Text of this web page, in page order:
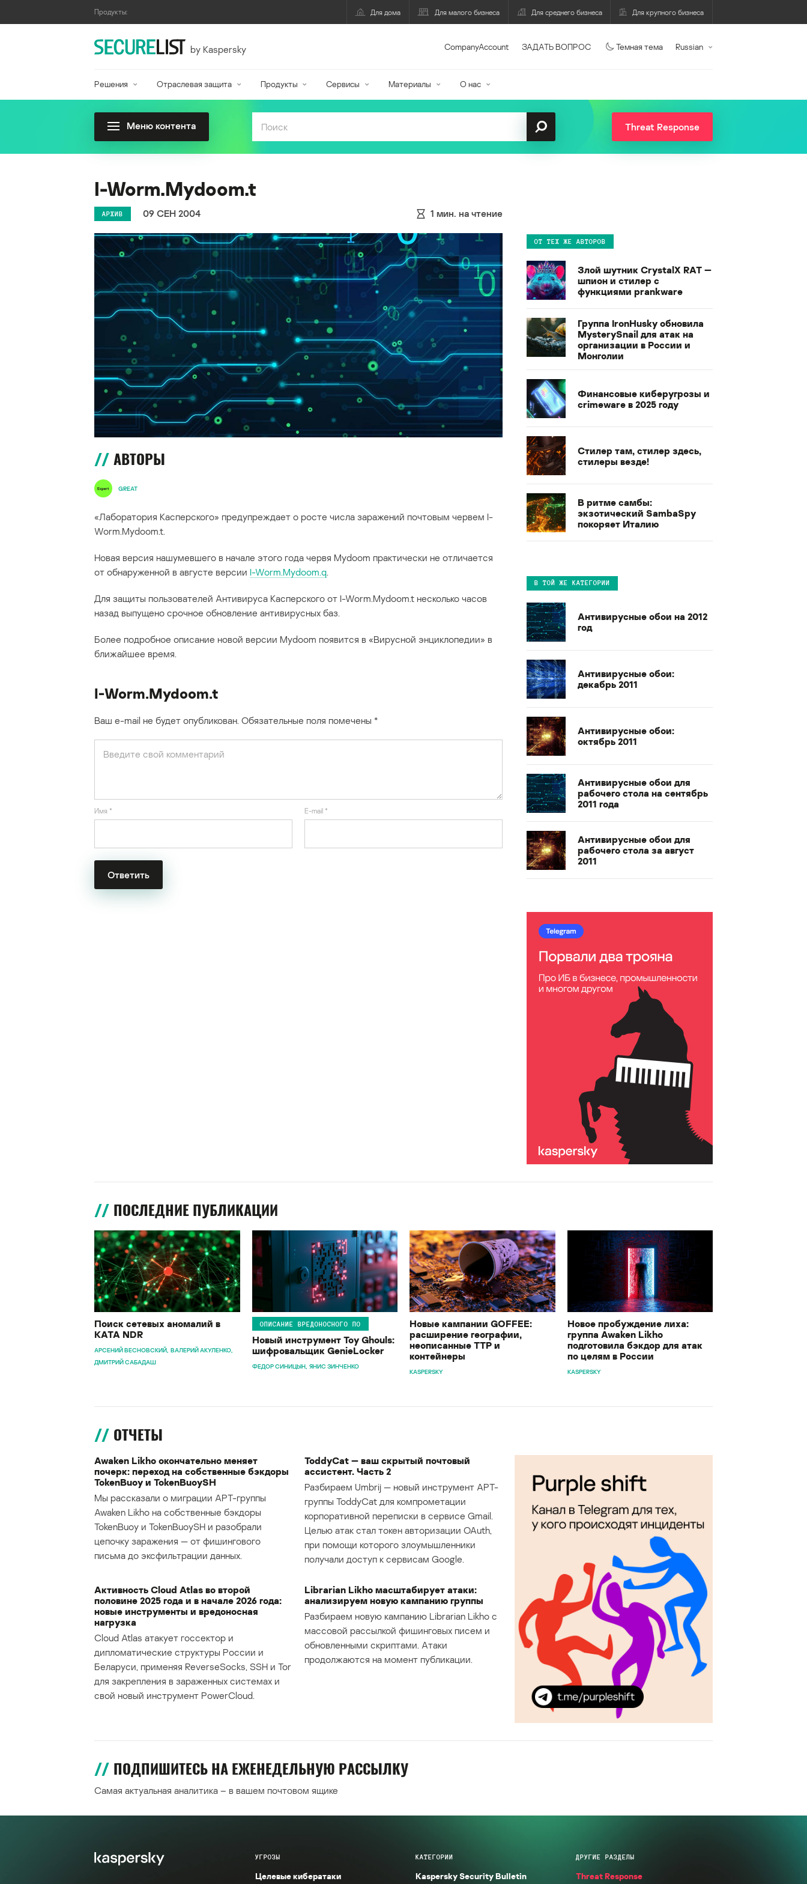
Продукты: Для дома Для малого бизнеса Для среднего бизнеса Для крупного бизнеса
by Kaspersky CompanyAccount ЗАДАТЬ ВОПРОС Темная тема Russian
Решения Отраслевая защита Продукты Сервисы Материалы О нас
Меню контента Threat Response
I-Worm.Mydoom.t
АРХИВ 09 СЕН 2004 1 мин. на чтение
АВТОРЫ
GREAT
«Лаборатория Касперского» предупреждает о росте числа заражений почтовым червем I-
Worm.Mydoom.t.
Новая версия нашумевшего в начале этого года червя Mydoom практически не отличается
от обнаруженной в августе версии I-Worm.Mydoom.q.
Для защиты пользователей Антивируса Касперского от I-Worm.Mydoom.t несколько часов
назад выпущено срочное обновление антивирусных баз.
Более подробное описание новой версии Mydoom появится в «Вирусной энциклопедии» в
ближайшее время.
I-Worm.Mydoom.t
Ваш e-mail не будет опубликован. Обязательные поля помечены *
Имя * E-mail *
ОТ ТЕХ ЖЕ АВТОРОВ
Злой шутник CrystalX RAT —
шпион и стилер с
функциями prankware
Группа IronHusky обновила
MysterySnail для атак на
организации в России и
Монголии
Финансовые киберугрозы и
crimeware в 2025 году
Стилер там, стилер здесь,
стилеры везде!
В ритме самбы:
экзотический SambaSpy
покоряет Италию
В ТОЙ ЖЕ КАТЕГОРИИ
Антивирусные обои на 2012
год
Антивирусные обои:
декабрь 2011
Антивирусные обои:
октябрь 2011
Антивирусные обои для
рабочего стола на сентябрь
2011 года
Антивирусные обои для
рабочего стола за август
2011
ПОСЛЕДНИЕ ПУБЛИКАЦИИ
Поиск сетевых аномалий в
KATA NDR
АРСЕНИЙ ВЕСНОВСКИЙ ВАЛЕРИЙ АКУЛЕНКО
ДМИТРИЙ САБАДАШ
ОПИСАНИЕ ВРЕДОНОСНОГО ПО
Новый инструмент Toy Ghouls:
шифровальщик GenieLocker
ФЕДОР СИНИЦЫН ЯНИС ЗИНЧЕНКО
Новые кампании GOFFEE:
расширение географии,
неописанные TTP и
контейнеры
KASPERSKY
Новое пробуждение лиха:
группа Awaken Likho
подготовила бэкдор для атак
по целям в России
KASPERSKY
ОТЧЕТЫ
Awaken Likho окончательно меняет
почерк: переход на собственные бэкдоры
TokenBuoy и TokenBuoySH
Мы рассказали о миграции APT-группы
Awaken Likho на собственные бэкдоры
TokenBuoy и TokenBuoySH и разобрали
цепочку заражения — от фишингового
письма до эксфильтрации данных.
ToddyCat — ваш скрытый почтовый
ассистент. Часть 2
Разбираем Umbrij — новый инструмент APT-
группы ToddyCat для компрометации
корпоративной переписки в сервисе Gmail.
Целью атак стал токен авторизации OAuth,
при помощи которого злоумышленники
получали доступ к сервисам Google.
Активность Cloud Atlas во второй
половине 2025 года и в начале 2026 года:
новые инструменты и вредоносная
нагрузка
Cloud Atlas атакует госсектор и
дипломатические структуры России и
Беларуси, применяя ReverseSocks, SSH и Tor
для закрепления в зараженных системах и
свой новый инструмент PowerCloud.
Librarian Likho масштабирует атаки:
анализируем новую кампанию группы
Разбираем новую кампанию Librarian Likho с
массовой рассылкой фишинговых писем и
обновленными скриптами. Атаки
продолжаются на момент публикации.
ПОДПИШИТЕСЬ НА ЕЖЕНЕДЕЛЬНУЮ РАССЫЛКУ
Самая актуальная аналитика – в вашем почтовом ящике
УГРОЗЫ
Целевые кибератаки
КАТЕГОРИИ
Kaspersky Security Bulletin
ДРУГИЕ РАЗДЕЛЫ
Threat Response